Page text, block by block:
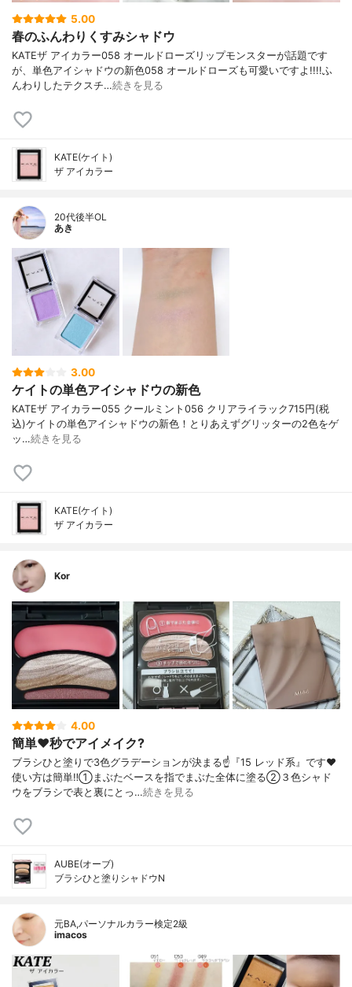
5.00
春のふんわりくすみシャドウ
KATEザ アイカラー058 オールドローズリップモンスターが話題です
が、単色アイシャドウの新色058 オールドローズも可愛いですよ!!!!ふ
んわりしたテクスチ…続きを見る
KATE(ケイト)
ザ アイカラー
20代後半OL
あき
3.00
ケイトの単色アイシャドウの新色
KATE ザ アイカラー 055 クールミント 056 クリアライラック 715円(税
込) ケイトの単色アイシャドウの新色！ とりあえずグリッターの2色をゲ
ッ…続きを見る
KATE(ケイト)
ザ アイカラー
Kor
4.00
簡単❤️秒でアイメイク?
ブラシひと塗りで3色グラデーションが決まる☝️『15 レッド系』です❤️
使い方は簡単‼️①まぶたベースを指でまぶた全体に塗る②３色シャド
ウをブラシで表と裏にとっ…続きを見る
AUBE(オーブ)
ブラシひと塗りシャドウN
元BA,パーソナルカラー検定2級
imacos